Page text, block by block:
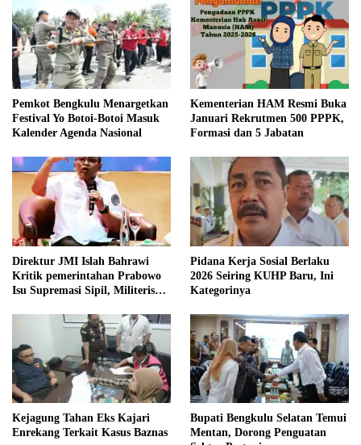
Pemkot Bengkulu Menargetkan
Festival Yo Botoi-Botoi Masuk
Kalender Agenda Nasional
Kementerian HAM Resmi Buka
Januari Rekrutmen 500 PPPK,
Formasi dan 5 Jabatan
Direktur JMI Islah Bahrawi
Kritik pemerintahan Prabowo
Isu Supremasi Sipil, Militerisasi,
Pidana Kerja Sosial Berlaku
2026 Seiring KUHP Baru, Ini
Kategorinya
Kejagung Tahan Eks Kajari
Enrekang Terkait Kasus Baznas
Bupati Bengkulu Selatan Temui
Mentan, Dorong Penguatan